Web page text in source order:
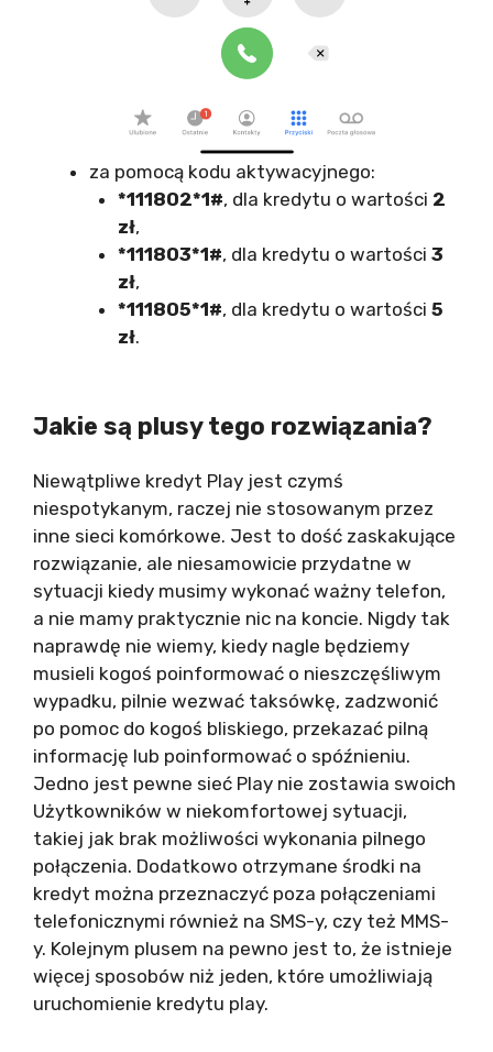
za pomocą kodu aktywacyjnego:
*111802*1#, dla kredytu o wartości 2
zł,
*111803*1#, dla kredytu o wartości 3
zł,
*111805*1#, dla kredytu o wartości 5
zł.
Jakie są plusy tego rozwiązania?
Niewątpliwe kredyt Play jest czymś
niespotykanym, raczej nie stosowanym przez
inne sieci komórkowe. Jest to dość zaskakujące
rozwiązanie, ale niesamowicie przydatne w
sytuacji kiedy musimy wykonać ważny telefon,
a nie mamy praktycznie nic na koncie. Nigdy tak
naprawdę nie wiemy, kiedy nagle będziemy
musieli kogoś poinformować o nieszczęśliwym
wypadku, pilnie wezwać taksówkę, zadzwonić
po pomoc do kogoś bliskiego, przekazać pilną
informację lub poinformować o spóźnieniu.
Jedno jest pewne sieć Play nie zostawia swoich
Użytkowników w niekomfortowej sytuacji,
takiej jak brak możliwości wykonania pilnego
połączenia. Dodatkowo otrzymane środki na
kredyt można przeznaczyć poza połączeniami
telefonicznymi również na SMS-y, czy też MMS-
y. Kolejnym plusem na pewno jest to, że istnieje
więcej sposobów niż jeden, które umożliwiają
uruchomienie kredytu play.